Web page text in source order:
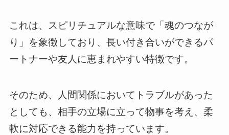
これは、スピリチュアルな意味で「魂のつなが
り」を象徴しており、長い付き合いができるパ
ートナーや友人に恵まれやすい特徴です。
そのため、人間関係においてトラブルがあった
としても、相手の立場に立って物事を考え、柔
軟に対応できる能力を持っています。